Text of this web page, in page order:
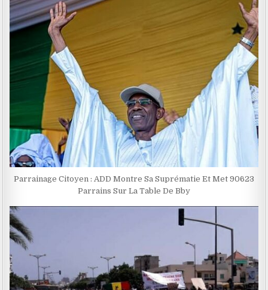
Parrainage Citoyen : ADD Montre Sa Suprématie Et Met 90623
Parrains Sur La Table De Bby